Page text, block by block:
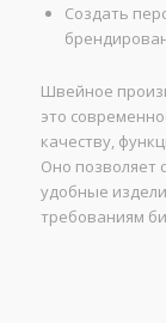
Создать
Швейное
это
качеству,
Оно позволяет
удобные
требованиям